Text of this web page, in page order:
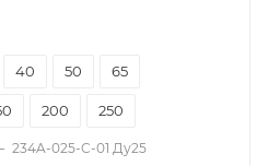
40 50 65
200 250
234A-025-C-01 Ду25